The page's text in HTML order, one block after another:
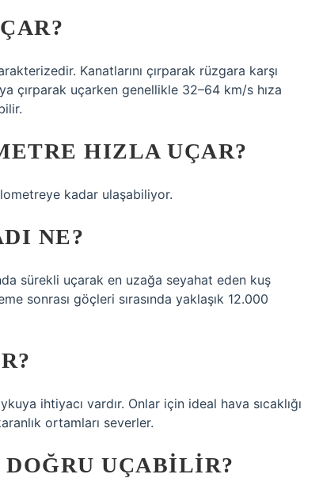
Kanatlarını çırparak rüzgara karşı
çırparak uçarken genellikle 32–64 km/s hıza
HIZLA UÇAR?
kadar ulaşabiliyor.
NE?
sürekli uçarak en uzağa seyahat eden kuş
sonrası göçleri sırasında yaklaşık 12.000
ihtiyacı vardır. Onlar için ideal hava sıcaklığı
ortamları severler.
UÇABILIR?